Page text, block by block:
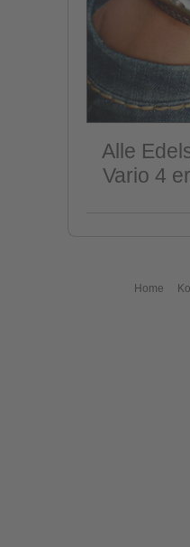
Alle
Vario 4
Home